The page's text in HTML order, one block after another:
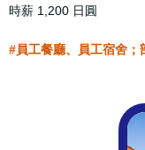
時薪 1,200 日圓
#員工餐廳、員工宿舍；